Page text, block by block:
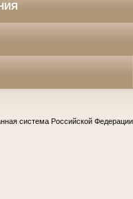
система Российской